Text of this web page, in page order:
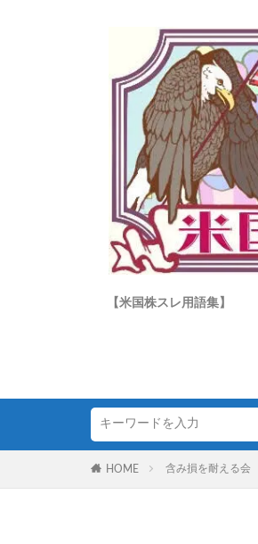
【米国株スレ用語集】
HOME 含み損を耐える会